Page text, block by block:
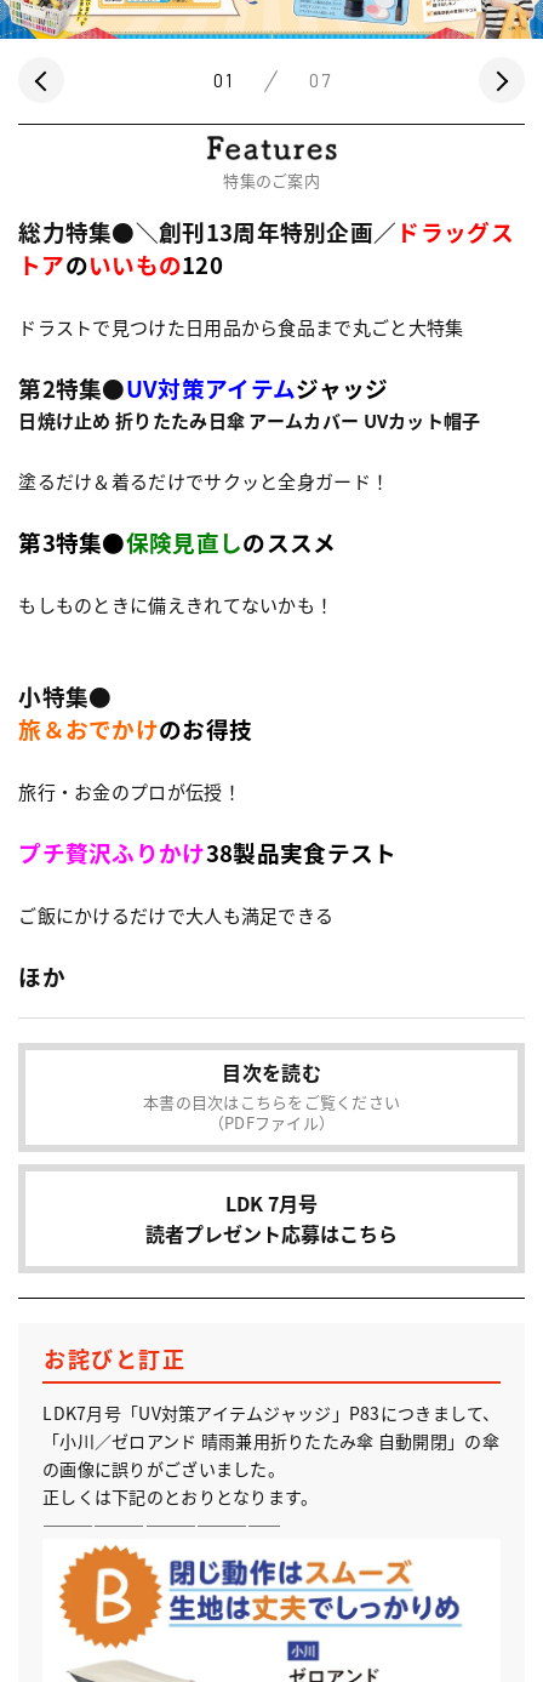
01 07
特集のご案内
総力特集●＼創刊13周年特別企画／ ドラッグス
トアのいいもの120
ドラストで見つけた日用品から食品まで丸ごと大特集
第2特集●UV対策アイテムジャッジ
日焼け止め 折りたたみ日傘 アームカバー UVカット帽子
塗るだけ＆着るだけでサクッと全身ガード！
第3特集●保険見直しのススメ
もしものときに備えきれてないかも！
小特集●
旅＆おでかけのお得技
旅行・お金のプロが伝授！
プチ贅沢ふりかけ38製品実食テスト
ご飯にかけるだけで大人も満足できる
ほか
目次を読む
本書の目次はこちらをご覧ください
（PDFファイル）
LDK 7月号
読者プレゼント応募はこちら
お詫びと訂正
LDK7月号「UV対策アイテムジャッジ」P83につきまして、
「小川／ゼロアンド 晴雨兼用折りたたみ傘 自動開閉」の傘
の画像に誤りがございました。
正しくは下記のとおりとなります。
――――――――――――――